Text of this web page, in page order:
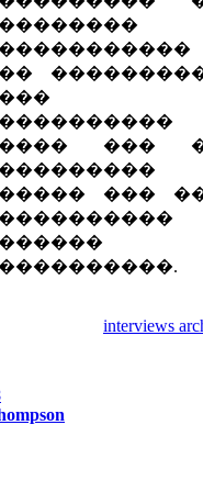
��������
�����������
��
���
����������
���� ���
���������
����� ���
����������
������
����������.
interviews